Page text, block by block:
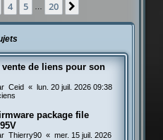
h
4 5 20
vente de liens pour son
Ceid « lun. 20 juil. 2026 09:38
package file
Thierry90 « mer. 15 juil. 2026